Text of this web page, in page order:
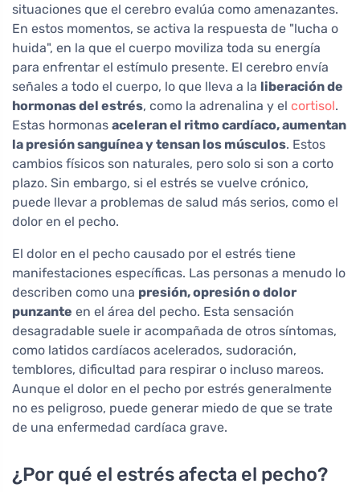
situaciones que el cerebro evalúa como amenazantes.
En estos momentos, se activa la respuesta de "lucha o
huida", en la que el cuerpo moviliza toda su energía
para enfrentar el estímulo presente. El cerebro envía
señales a todo el cuerpo, lo que lleva a la liberación de
hormonas del estrés, como la adrenalina y el cortisol.
Estas hormonas aceleran el ritmo cardíaco, aumentan
la presión sanguínea y tensan los músculos. Estos
cambios físicos son naturales, pero solo si son a corto
plazo. Sin embargo, si el estrés se vuelve crónico,
puede llevar a problemas de salud más serios, como el
dolor en el pecho.
El dolor en el pecho causado por el estrés tiene
manifestaciones específicas. Las personas a menudo lo
describen como una presión, opresión o dolor
punzante en el área del pecho. Esta sensación
desagradable suele ir acompañada de otros síntomas,
como latidos cardíacos acelerados, sudoración,
temblores, dificultad para respirar o incluso mareos.
Aunque el dolor en el pecho por estrés generalmente
no es peligroso, puede generar miedo de que se trate
de una enfermedad cardíaca grave.
¿Por qué el estrés afecta el pecho?